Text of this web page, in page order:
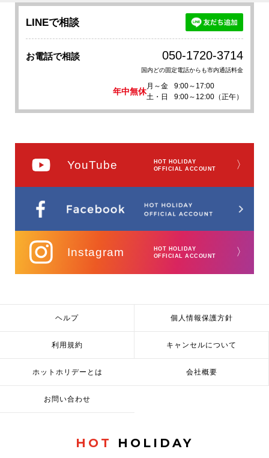
LINEで相談
お電話で相談 050-1720-3714
国内どの固定電話からも市内通話料金
年中無休
月～金
9:00～17:00
土・日
9:00～12:00（正午）
YouTube
HOT HOLIDAY
OFFICIAL ACCOUNT
〉
Instagram
HOT HOLIDAY
OFFICIAL ACCOUNT
〉
ヘルプ 個人情報保護方針
利用規約 キャンセルについて
ホットホリデーとは 会社概要
お問い合わせ
HOT HOLIDAY